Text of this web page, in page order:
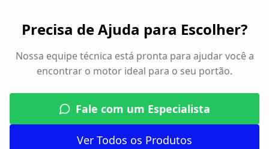
Precisa de Ajuda para Escolher?
Nossa equipe técnica está pronta para ajudar você a
encontrar o motor ideal para o seu portão.
Fale com um Especialista
Ver Todos os Produtos